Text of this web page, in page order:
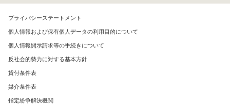
プライバシーステートメント
個人情報および保有個人データの利用目的について
個人情報開示請求等の手続きについて
反社会的勢力に対する基本方針
貸付条件表
媒介条件表
指定紛争解決機関